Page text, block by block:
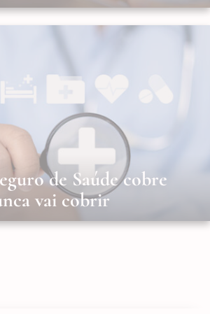
de Saúde cobre
vai cobrir